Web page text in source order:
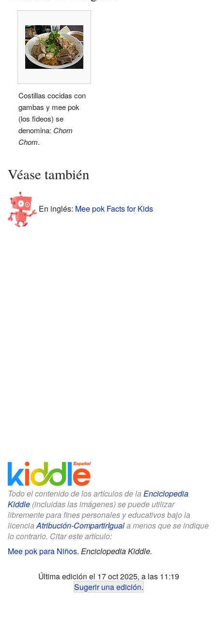
Costillas cocidas con
gambas y mee pok
(los fideos) se
denomina: Chom
Chom.
Véase también
En inglés: Mee pok Facts for Kids
Todo el contenido de los artículos de la Enciclopedia
Kiddle (incluidas las imágenes) se puede utilizar
libremente para fines personales y educativos bajo la
licencia Atribución-CompartirIguala menos que se indique
lo contrario. Citar este artículo:
Mee pok para Niños. Enciclopedia Kiddle.
Última edición el 17 oct 2025, a las 11:19
Sugerir una edición.